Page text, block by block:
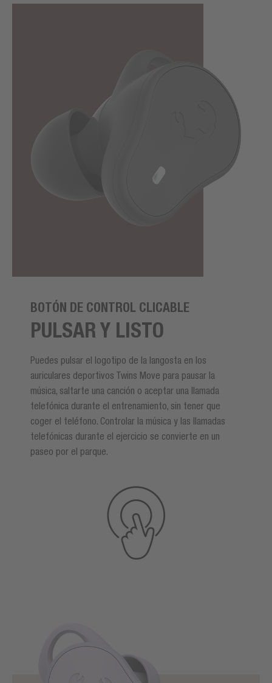
BOTÓN DE CONTROL CLICABLE
PULSAR Y LISTO
Puedes pulsar el logotipo de la langosta en los
auriculares deportivos Twins Move para pausar la
música, saltarte una canción o aceptar una llamada
telefónica durante el entrenamiento, sin tener que
coger el teléfono. Controlar la música y las llamadas
telefónicas durante el ejercicio se convierte en un
paseo por el parque.